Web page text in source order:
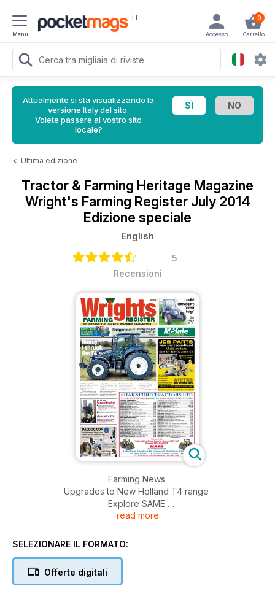
Menu
IT 0
Carrello
Accesso
Attualmente si sta visualizzando la
versione Italy del sito.
Volete passare al vostro sito
locale?
< Ultima edizione
Tractor & Farming Heritage Magazine
Wright's Farming Register July 2014
Edizione speciale
English
5
Recensioni
Farming News
Upgrades to New Holland T4 range
Explore SAME
TV's Adam combines business with pleasure
McConnel shows off modularv drill
The good, the bad and the ugly at Cheffins
read more
SELEZIONARE IL FORMATO:
Offerte digitali